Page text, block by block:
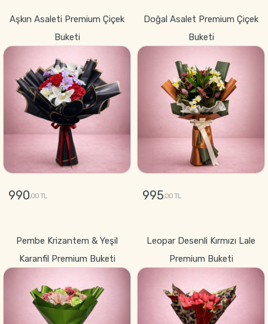
Aşkın Asaleti Premium Çiçek
Buketi
990,00 TL
Doğal Asalet Premium Çiçek
Buketi
995,00 TL
Pembe Krizantem & Yeşil
Karanfil Premium Buketi
Leopar Desenli Kırmızı Lale
Premium Buketi